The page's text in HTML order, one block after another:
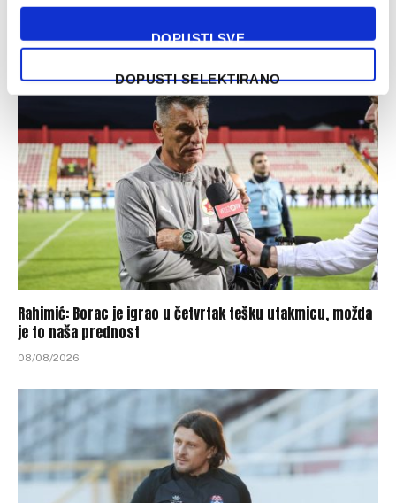
DOPUSTI SVE
DOPUSTI SELEKTIRANO
Sarajevo i Radnik odigrali u Mostaru utakmicu bez golova
Rahimić: Borac je igrao u četvrtak tešku utakmicu, možda
je to naša prednost
08/08/2026